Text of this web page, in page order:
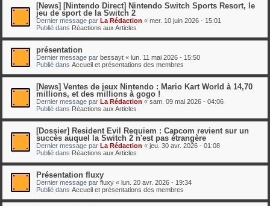
[News] [Nintendo Direct] Nintendo Switch Sports Resort, le
jeu de sport de la Switch 2
Dernier message par La Rédaction « mer. 10 juin 2026 - 15:01
Publié dans Réactions aux Articles
présentation
Dernier message par bessayt « lun. 11 mai 2026 - 15:50
Publié dans Accueil et présentations des membres
[News] Ventes de jeux Nintendo : Mario Kart World à 14,70
millions, et des millions à gogo !
Dernier message par La Rédaction « sam. 09 mai 2026 - 04:06
Publié dans Réactions aux Articles
[Dossier] Resident Evil Requiem : Capcom revient sur un
succès auquel la Switch 2 n'est pas étrangère
Dernier message par La Rédaction « jeu. 30 avr. 2026 - 01:08
Publié dans Réactions aux Articles
Présentation fluxy
Dernier message par fluxy « lun. 20 avr. 2026 - 19:34
Publié dans Accueil et présentations des membres